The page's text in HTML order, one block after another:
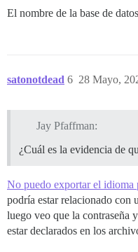
El nombre de la base de
satonotdead 28 Mayo,
6
Jay Pfaffman:
¿Cuál es la evidencia de
No puedo exportar el idioma
podría estar relacionado con
luego veo que la contraseña
estar declarados en los